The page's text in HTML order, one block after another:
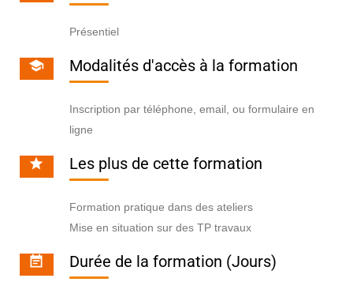
Présentiel
Modalités d'accès à la formation
Inscription par téléphone, email, ou formulaire en
ligne
Les plus de cette formation
Formation pratique dans des ateliers
Mise en situation sur des TP travaux
Durée de la formation (Jours)